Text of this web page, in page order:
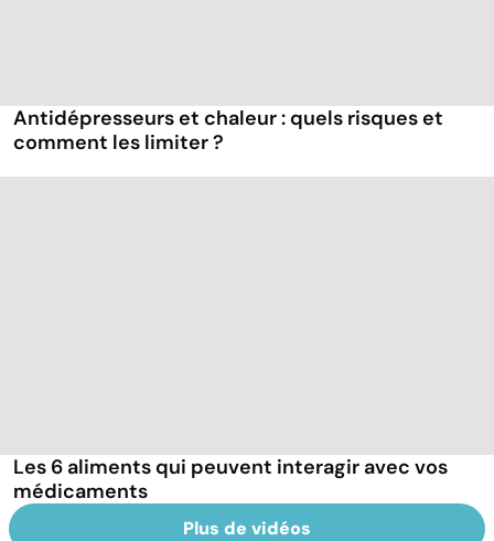
Antidépresseurs et chaleur : quels risques et
comment les limiter ?
Les 6 aliments qui peuvent interagir avec vos
médicaments
Plus de vidéos